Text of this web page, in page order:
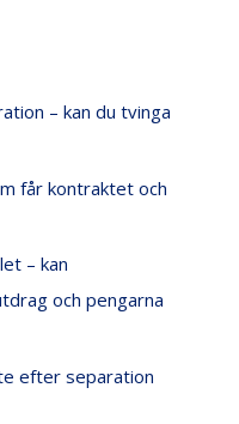
– kan du tvinga
får kontraktet och
– kan
och pengarna
efter separation